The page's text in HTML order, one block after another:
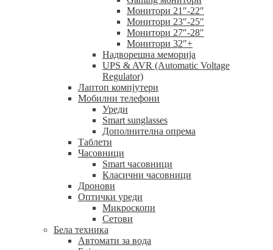
Монитори 21″-22″
Монитори 23″-25″
Монитори 27″-28″
Монитори 32″+
Надворешна меморија
UPS & AVR (Automatic Voltage
Regulator)
Лаптоп компјутери
Мобилни телефони
Уреди
Smart sunglasses
Дополнителна опрема
Таблети
Часовници
Smart часовници
Класични часовници
Дронови
Оптички уреди
Микроскопи
Сетови
Бела техника
Автомати за вода